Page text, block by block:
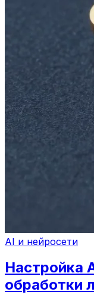
AI и нейросети
Настройка
обработки